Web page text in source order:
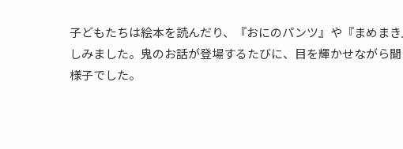
子どもたちは絵本を読んだり、『おにのパンツ』や『まめま
しみました。鬼のお話が登場するたびに、目を輝かせながら
様子でした。